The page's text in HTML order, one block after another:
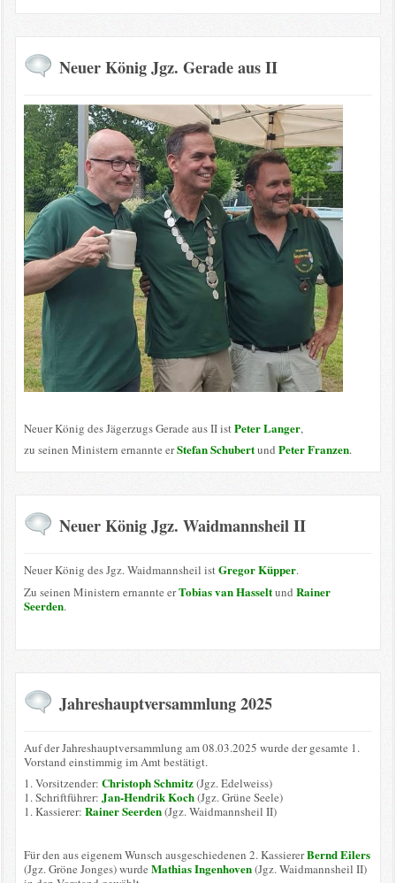
Neuer König Jgz. Gerade aus II
Neuer König des Jägerzugs Gerade aus II istPeter Langer,
zu seinen Ministern ernannte erStefan Schubertund Peter Franzen.
Neuer König Jgz. Waidmannsheil II
Neuer König des Jgz. Waidmannsheil istGregor Küpper.
Zu seinen Ministern ernannte erTobias van Hasseltund Rainer
Seerden.
Jahreshauptversammlung 2025
Auf der Jahreshauptversammlung am 08.03.2025 wurde der gesamte 1.
Vorstand einstimmig im Amt bestätigt.
1. Vorsitzender: Christoph Schmitz(Jgz. Edelweiss)
1. Schriftführer: Jan-Hendrik Koch(Jgz. Grüne Seele)
1. Kassierer: Rainer Seerden(Jgz. Waidmannsheil II)
Für den aus eigenem Wunsch ausgeschiedenen 2. KassiererBernd Eilers
(Jgz. Gröne Jonges) wurde Mathias Ingenhoven(Jgz. Waidmannsheil II)